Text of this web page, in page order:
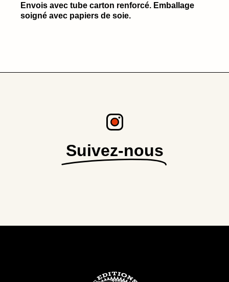
Envois avec tube carton renforcé. Emballage
soigné avec papiers de soie.
Suivez-nous